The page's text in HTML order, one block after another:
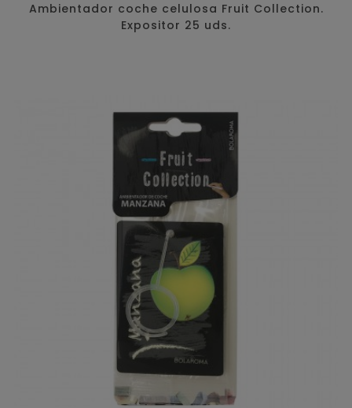
Ambientador coche celulosa Fruit Collection.
Expositor 25 uds.